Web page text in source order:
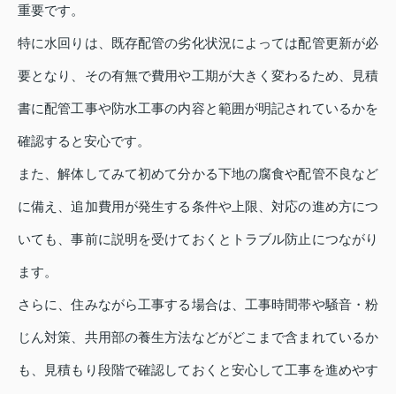
重要です。
特に水回りは、既存配管の劣化状況によっては配管更新が必
要となり、その有無で費用や工期が大きく変わるため、見積
書に配管工事や防水工事の内容と範囲が明記されているかを
確認すると安心です。
また、解体してみて初めて分かる下地の腐食や配管不良など
に備え、追加費用が発生する条件や上限、対応の進め方につ
いても、事前に説明を受けておくとトラブル防止につながり
ます。
さらに、住みながら工事する場合は、工事時間帯や騒音・粉
じん対策、共用部の養生方法などがどこまで含まれているか
も、見積もり段階で確認しておくと安心して工事を進めやす